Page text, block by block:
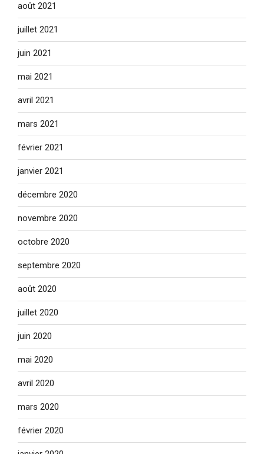
août 2021
juillet 2021
juin 2021
mai 2021
avril 2021
mars 2021
février 2021
janvier 2021
décembre 2020
novembre 2020
octobre 2020
septembre 2020
août 2020
juillet 2020
juin 2020
mai 2020
avril 2020
mars 2020
février 2020